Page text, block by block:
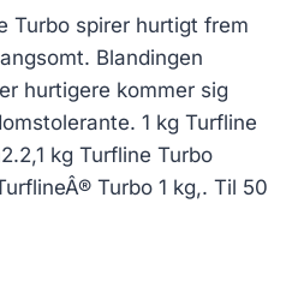
Turbo spirer hurtigt frem
Blandingen
hurtigere kommer sig
1 kg Turfline
kg Turfline Turbo
Turbo 1 kg,. Til 50